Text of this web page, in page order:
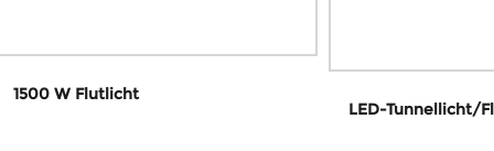
LED-Tunnellicht/Flutlicht/lineares Hallenlicht